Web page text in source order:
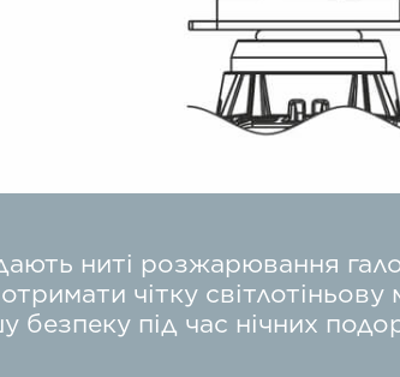
ниті розжарювання
чітку світлотіньову
безпеку під час нічних